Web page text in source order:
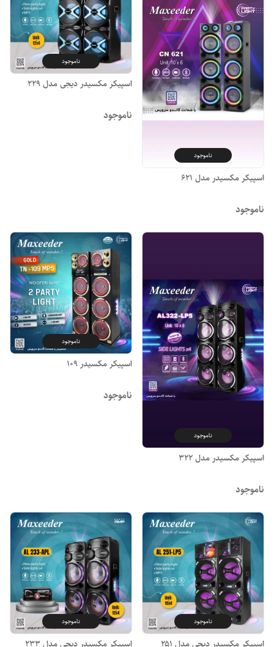
ناموجود
اسپیکر مکسیدر مدل ۶۲۱
ناموجود
ناموجود
اسپیکر مکسیدر دیجی مدل ۲۲۹
ناموجود
ناموجود
اسپیکر مکسیدر مدل ۳۲۲
ناموجود
ناموجود
اسپیکر مکسیدر 109
ناموجود
ناموجود
اسپیکر مکسیدر دیجی مدل ۲۵۱
ناموجود
اسپیکر مکسیدر دیجی مدل ۲۳۳